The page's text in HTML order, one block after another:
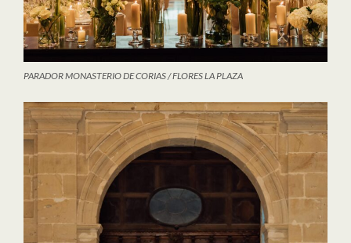
PARADOR MONASTERIO DE CORIAS / FLORES LA PLAZA